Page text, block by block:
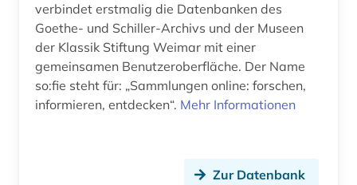
verbindet erstmalig die Datenbanken des
Goethe- und Schiller-Archivs und der Museen
der Klassik Stiftung Weimar mit einer
gemeinsamen Benutzeroberfläche. Der Name
so:fie steht für: „Sammlungen online: forschen,
informieren, entdecken“. Mehr Informationen
Zur Datenbank